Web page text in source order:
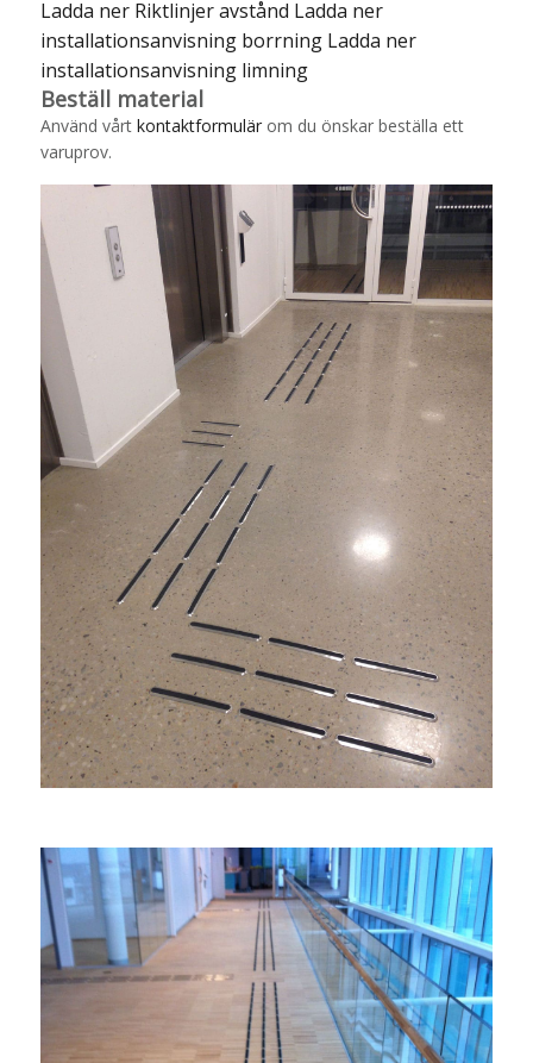
Ladda ner Riktlinjer avstånd Ladda ner
installationsanvisning borrning Ladda ner
installationsanvisning limning
Beställ material
Använd vårt kontaktformulärom du önskar beställa ett
varuprov.